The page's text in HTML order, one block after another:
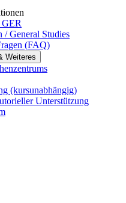
GER
/ General Studies
(FAQ)
Weiteres
(kursunabhängig)
Unterstützung